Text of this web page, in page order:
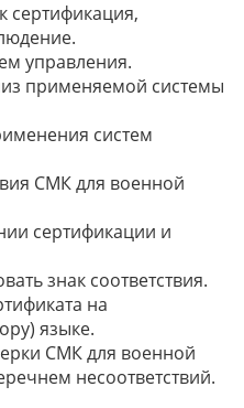
сертификация,
управления.
применяемой системы
систем
СМК для военной
сертификации и
знак соответствия.
на
языке.
СМК для военной
несоответствий.